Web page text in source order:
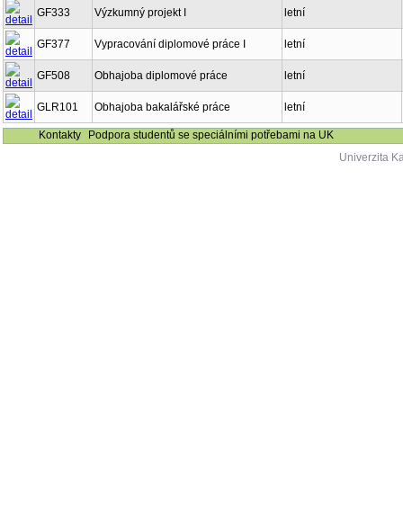
GF333 Výzkumný projekt I letní
GF377 Vypracování diplomové práce I letní
GF508 Obhajoba diplomové práce letní
GLR101 Obhajoba bakalářské práce letní
Kontakty
Podpora studentů se speciálními potřebami na UK
Univerzita